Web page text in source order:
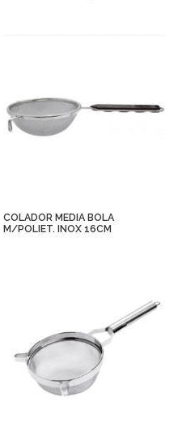
COLADOR MEDIA BOLA
M/POLIET. INOX 16CM